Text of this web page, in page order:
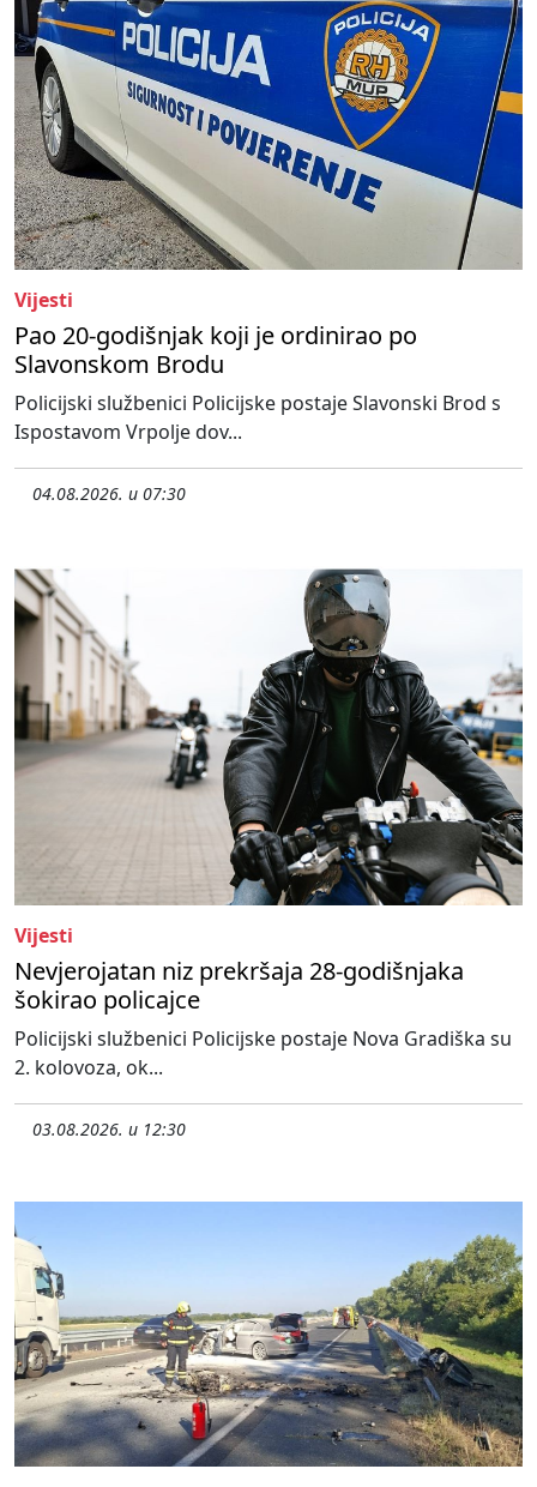
Vijesti
Pao 20-godišnjak koji je ordinirao po
Slavonskom Brodu
Policijski službenici Policijske postaje Slavonski Brod s
Ispostavom Vrpolje dov...
04.08.2026. u 07:30
Vijesti
Nevjerojatan niz prekršaja 28-godišnjaka
šokirao policajce
Policijski službenici Policijske postaje Nova Gradiška su
2. kolovoza, ok...
03.08.2026. u 12:30